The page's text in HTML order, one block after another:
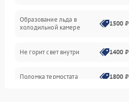
Образование льда в
холодильной камере
1500 ₽
Не горит свет внутри 1400 ₽
Поломка термостата 1800 ₽